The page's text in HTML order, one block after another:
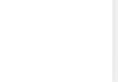
kann nicht